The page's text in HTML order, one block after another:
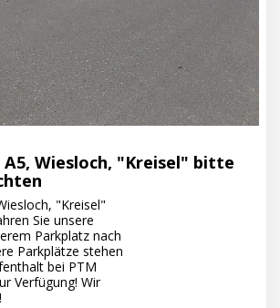
A5, Wiesloch, "Kreisel" bitte
"Kreisel"
Sie unsere
Parkplatz nach
Parkplätze stehen
bei PTM
Verfügung! Wir